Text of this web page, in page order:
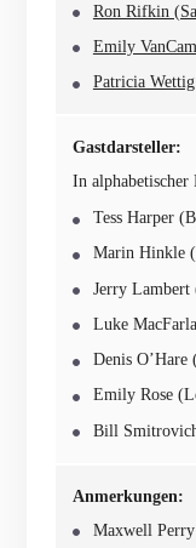
Ron Rifkin
Emily
Patricia
Gastdarsteller:
In alphabetischer
Tess Harper
Marin Hinkle
Jerry
Luke
Denis
Emily Rose
Bill
Anmerkungen:
Maxwell